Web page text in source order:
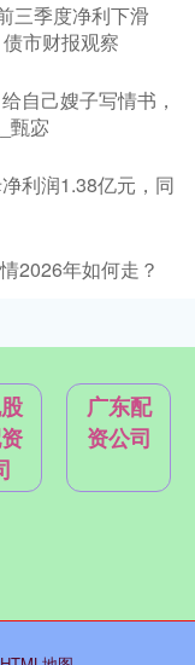
三季度净利下滑
市财报观察
自己嫂子写情书，
甄宓
利润1.38亿元，同
2026年如何走？
广东配
资公司